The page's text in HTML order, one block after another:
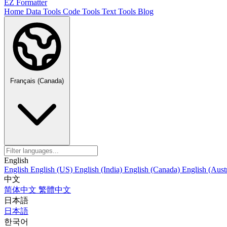
EZ Formatter
Home Data Tools Code Tools Text Tools Blog
Français (Canada)
English
English English (US) English (India) English (Canada) English
中文
简体中文 繁體中文
日本語
日本語
한국어